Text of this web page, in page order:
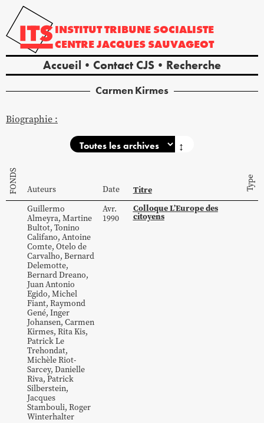
INSTITUTTRIBUNE SOCIALISTE
CENTREJACQUES SAUVAGEOT
Accueil Contact CJS Recherche
CarmenKirmes
Biographie :
↕
FONDS Auteurs Date Titre Type
Guillermo
Almeyra, Martine
Bultot, Tonino
Califano, Antoine
Comte, Otelo de
Carvalho, Bernard
Delemotte,
BernardDreano,
Juan Antonio
Egido, Michel
Fiant, Raymond
Gené, Inger
Johansen, Carmen
Kirmes, RitaKis,
PatrickLe
Trehondat,
MichèleRiot-
Sarcey, Danielle
Riva, Patrick
Silberstein,
Jacques
Stambouli, Roger
Winterhalter
Avr.
1990
Colloque L’Europe des
citoyens